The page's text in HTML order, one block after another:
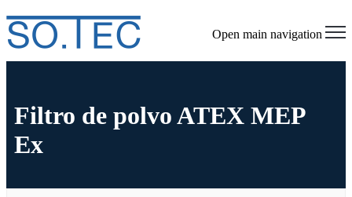
Open main navigation
Filtro de polvo ATEX MEP
Ex